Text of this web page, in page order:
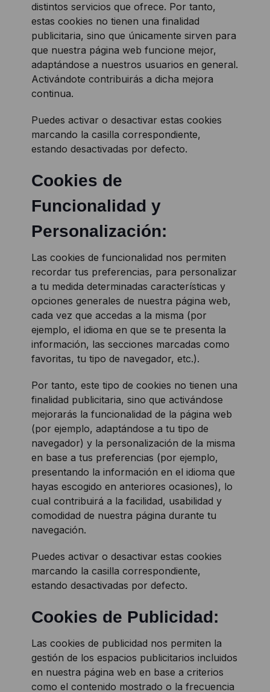
distintos servicios que ofrece. Por tanto,
estas cookies no tienen una finalidad
publicitaria, sino que únicamente sirven para
que nuestra página web funcione mejor,
adaptándose a nuestros usuarios en general.
Activándote contribuirás a dicha mejora
continua.
Puedes activar o desactivar estas cookies
marcando la casilla correspondiente,
estando desactivadas por defecto.
Cookies de
Funcionalidad y
Personalización:
Las cookies de funcionalidad nos permiten
recordar tus preferencias, para personalizar
a tu medida determinadas características y
opciones generales de nuestra página web,
cada vez que accedas a la misma (por
ejemplo, el idioma en que se te presenta la
información, las secciones marcadas como
favoritas, tu tipo de navegador, etc.).
Por tanto, este tipo de cookies no tienen una
finalidad publicitaria, sino que activándose
mejorarás la funcionalidad de la página web
(por ejemplo, adaptándose a tu tipo de
navegador) y la personalización de la misma
en base a tus preferencias (por ejemplo,
presentando la información en el idioma que
hayas escogido en anteriores ocasiones), lo
cual contribuirá a la facilidad, usabilidad y
comodidad de nuestra página durante tu
navegación.
Puedes activar o desactivar estas cookies
marcando la casilla correspondiente,
estando desactivadas por defecto.
Cookies de Publicidad:
Las cookies de publicidad nos permiten la
gestión de los espacios publicitarios incluidos
en nuestra página web en base a criterios
como el contenido mostrado o la frecuencia